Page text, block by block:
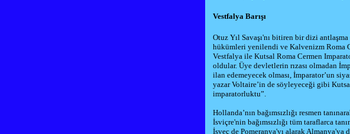
Vestfalya Barışı
Otuz Yıl Savaşı'nı bitiren bir dizi
hükümleri yenilendi ve Kalvenizm Roma
Vestfalya ile Kutsal Roma Cermen
oldular. Üye devletlerin rızası olmadan
ilan edemeyecek olması, İmparator’un
yazarVoltaire’in de söyleyeceği gibi
imparatorluktu”.
Hollanda’nın bağımsızlığı resmen
İsviçre'nin bağımsızlığı tüm taraflarca
İsveç de Pomeranya'yı alarak Almanya'ya